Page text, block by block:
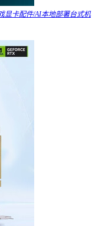
显卡配件/AI本地部署台式机